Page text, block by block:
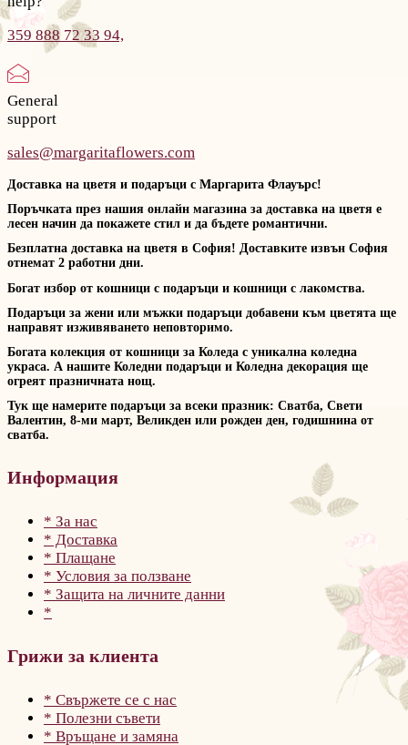
359 888 72 33 94,
General
support
sales@margaritaflowers.com
Доставка на цветя и подаръци с Маргарита Флауърс!
Поръчката през нашия онлайн магазина за доставка на цветя е
лесен начин да покажете стил и да бъдете романтични.
Безплатна доставка на цветя в София! Доставките извън София
отнемат 2 работни дни.
Богат избор от кошници с подаръци и кошници с лакомства.
Подаръци за жени или мъжки подаръци добавени към цветята ще
направят изживяването неповторимо.
Богата колекция от кошници за Коледа с уникална коледна
украса. А нашите Коледни подаръци и Коледна декорация ще
огреят празничната нощ.
Тук ще намерите подаръци за всеки празник: Сватба, Свети
Валентин, 8-ми март, Великден или рожден ден, годишнина от
сватба.
Информация
* За нас
* Доставка
* Плащане
* Условия за ползване
* Защита на личните данни
*
Грижи за клиента
* Свържете се с нас
* Полезни съвети
* Връщане и замяна